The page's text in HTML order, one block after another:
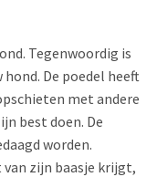
Tegenwoordig is
De poedel heeft
met andere
best doen. De
worden.
van zijn baasje krijgt,